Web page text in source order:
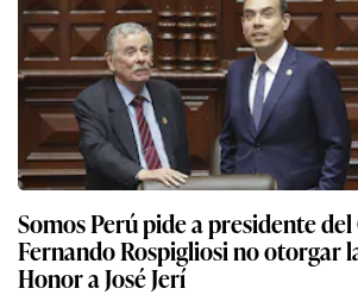
Somos Perú pide a presidente
Fernando Rospigliosi no otorgar
Honor a José Jerí